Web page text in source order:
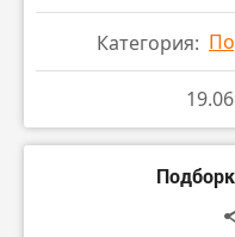
Категория: